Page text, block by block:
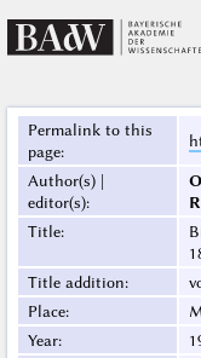
Permalink to this
page:
Author(s) |
editor(s):
Title:
Title addition:
Place:
Year: